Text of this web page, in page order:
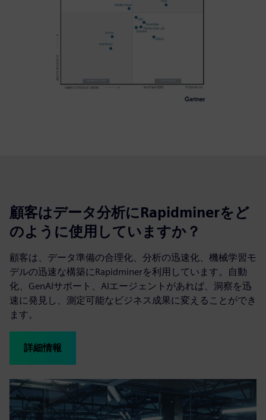
顧客はデータ分析にRapidminerをど
のように使用していますか？
顧客は、データ準備の合理化、分析の迅速化、機械学習モ
デルの迅速な構築にRapidminerを利用しています。自動
化、GenAIサポート、AIエージェントがあれば、洞察を迅
速に発見し、測定可能なビジネス成果に変えることができ
ます。
詳細情報